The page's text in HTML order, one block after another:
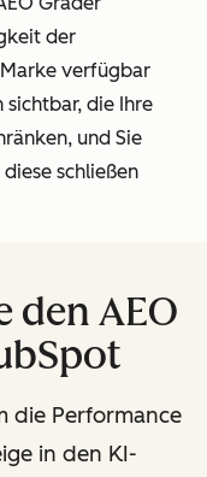
der
verfügbar
die Ihre
und Sie
schließen
den AEO
die Performance
in den KI-